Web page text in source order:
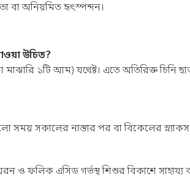
বা অনিয়মিত হৃৎস্পন্দন।
উচিত?
মাঝারি ১টি আম) যথেষ্ট। এতে অতিরিক্ত চিনি
সকালের নাস্তার পর বা বিকেলের স্ন্যাকস
ও ফলিক এসিড গর্ভস্থ শিশুর বিকাশে সাহায্য